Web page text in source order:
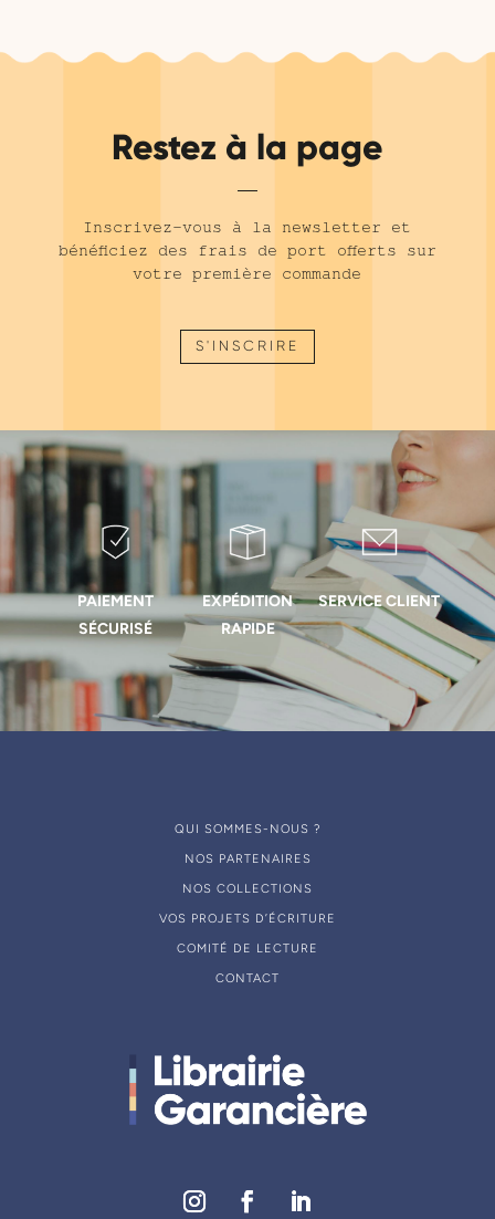
Restez à la page
Inscrivez-vous à la newsletter et
bénéficiez des frais de port offerts sur
votre première commande
S'INSCRIRE
PAIEMENT
SÉCURISÉ
EXPÉDITION
RAPIDE
SERVICE CLIENT
QUI SOMMES-NOUS ?
NOS PARTENAIRES
NOS COLLECTIONS
VOS PROJETS D’ÉCRITURE
COMITÉ DE LECTURE
CONTACT